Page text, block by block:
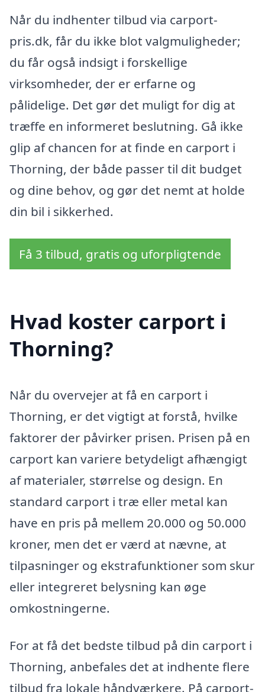
Når du indhenter tilbud via carport-
pris.dk, får du ikke blot valgmuligheder;
du får også indsigt i forskellige
virksomheder, der er erfarne og
pålidelige. Det gør det muligt for dig at
træffe en informeret beslutning. Gå ikke
glip af chancen for at finde en carport i
Thorning, der både passer til dit budget
og dine behov, og gør det nemt at holde
din bil i sikkerhed.
Få 3 tilbud, gratis og uforpligtende
Hvad koster carport i
Thorning?
Når du overvejer at få en carport i
Thorning, er det vigtigt at forstå, hvilke
faktorer der påvirker prisen. Prisen på en
carport kan variere betydeligt afhængigt
af materialer, størrelse og design. En
standard carport i træ eller metal kan
have en pris på mellem 20.000 og 50.000
kroner, men det er værd at nævne, at
tilpasninger og ekstrafunktioner som skur
eller integreret belysning kan øge
omkostningerne.
For at få det bedste tilbud på din carport i
Thorning, anbefales det at indhente flere
tilbud fra lokale håndværkere. På carport-